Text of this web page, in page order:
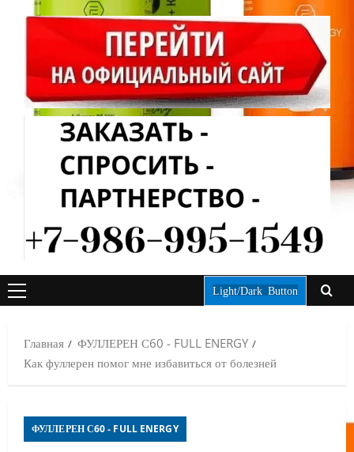
ОСНОВНОЕ
Light/Dark Button
Главная
ФУЛЛЕРЕН С60 - FULL ENERGY
Как фуллерен помог мне избавиться от болезней
ФУЛЛЕРЕН С60 - FULL ENERGY